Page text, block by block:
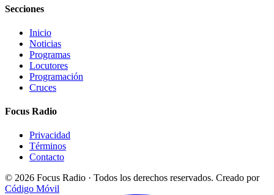
Secciones
Inicio
Noticias
Programas
Locutores
Programación
Cruces
Focus Radio
Privacidad
Términos
Contacto
© 2026 Focus Radio · Todos los derechos reservados. Creado por
Código Móvil